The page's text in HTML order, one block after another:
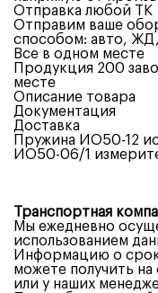
Отправка любой ТК
Отправим ваше
способом: авто,
Все в одном месте
Продукция 200
месте
Описание товара
Документация
Доставка
Пружина ИО50-12
ИО50-06/1
Транспортная
Мы ежедневно
использованием
Информацию о
можете получить
или у наших